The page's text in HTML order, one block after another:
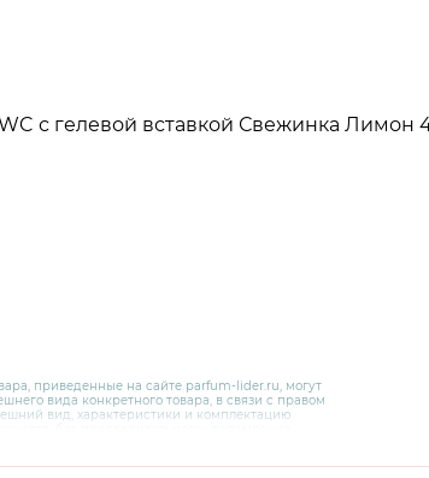
приведенные на сайте parfum-lider.ru, могут
вида конкретного товара, в связи с правом
вид, характеристики и комплектацию
200 78 80.